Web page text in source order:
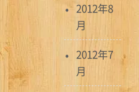
2012年8
月
2012年7
月